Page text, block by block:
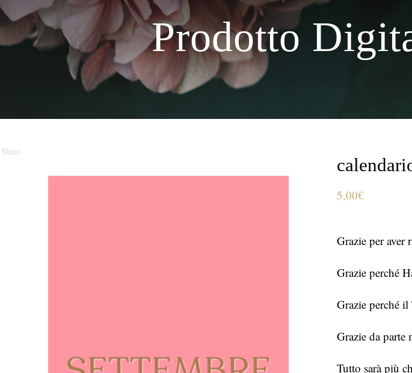
Prodotto
5,00€
Grazie per aver
Grazie perché
Grazie perché
Grazie da
Tutto sarà più
Share